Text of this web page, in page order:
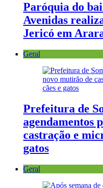
Paróquia do
Avenidas
Jericó em
Geral
Prefeitura de
agendamentos
castração e
gatos
Geral